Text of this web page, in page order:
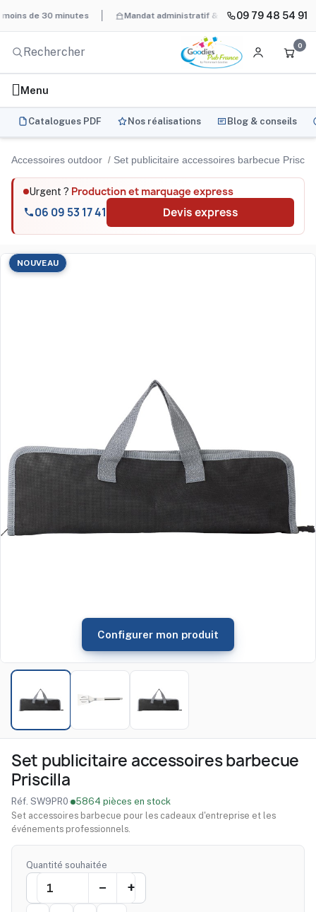
30 minutes Mandat administratif & Chorus Pro BAT
09 79 48 54 91
0
Menu
Catalogues PDF Nos réalisations Blog & conseils
Accessoires outdoor Set publicitaire accessoires barbecue
Urgent ? Production et marquage express
06 09 53 17 41 Devis express
NOUVEAU
Configurer mon produit
Set publicitaire accessoires barbecue
Priscilla
Réf. SW9PR0· 5864 pièces en stock
Set accessoires barbecue pour les cadeaux d'entreprise et les
événements professionnels.
Quantité souhaitée